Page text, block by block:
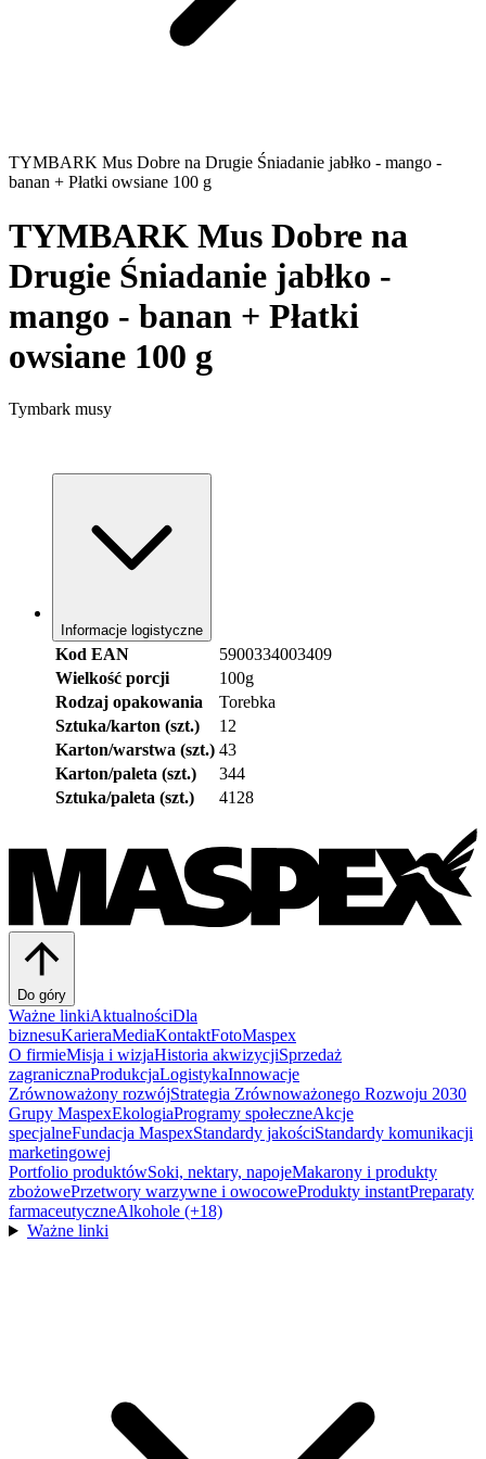
TYMBARK Mus Dobre na Drugie Śniadanie jabłko - mango -
banan + Płatki owsiane 100 g
TYMBARK Mus Dobre na
Drugie Śniadanie jabłko -
mango - banan + Płatki
owsiane 100 g
Tymbark musy
Informacje logistyczne
Kod EAN
5900334003409
Wielkość porcji
100g
Rodzaj opakowania
Torebka
Sztuka/karton (szt.)
12
Karton/warstwa (szt.) 43
Karton/paleta (szt.)
344
Sztuka/paleta (szt.)
4128
Do góry
Ważne linkiAktualnościDla
biznesuKarieraMediaKontaktFotoMaspex
O firmieMisja i wizjaHistoria akwizycjiSprzedaż
zagranicznaProdukcjaLogistykaInnowacje
Zrównoważony rozwójStrategia Zrównoważonego Rozwoju 2030
Grupy MaspexEkologiaProgramy społeczneAkcje
specjalneFundacja MaspexStandardy jakościStandardy komunikacji
marketingowej
Portfolio produktówSoki, nektary, napojeMakarony i produkty
zbożowePrzetwory warzywne i owocoweProdukty instantPreparaty
farmaceutyczneAlkohole (+18)
Ważne linki